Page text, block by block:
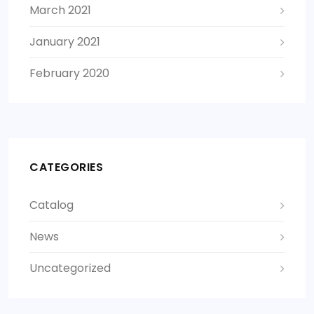
March 2021
January 2021
February 2020
CATEGORIES
Catalog
News
Uncategorized